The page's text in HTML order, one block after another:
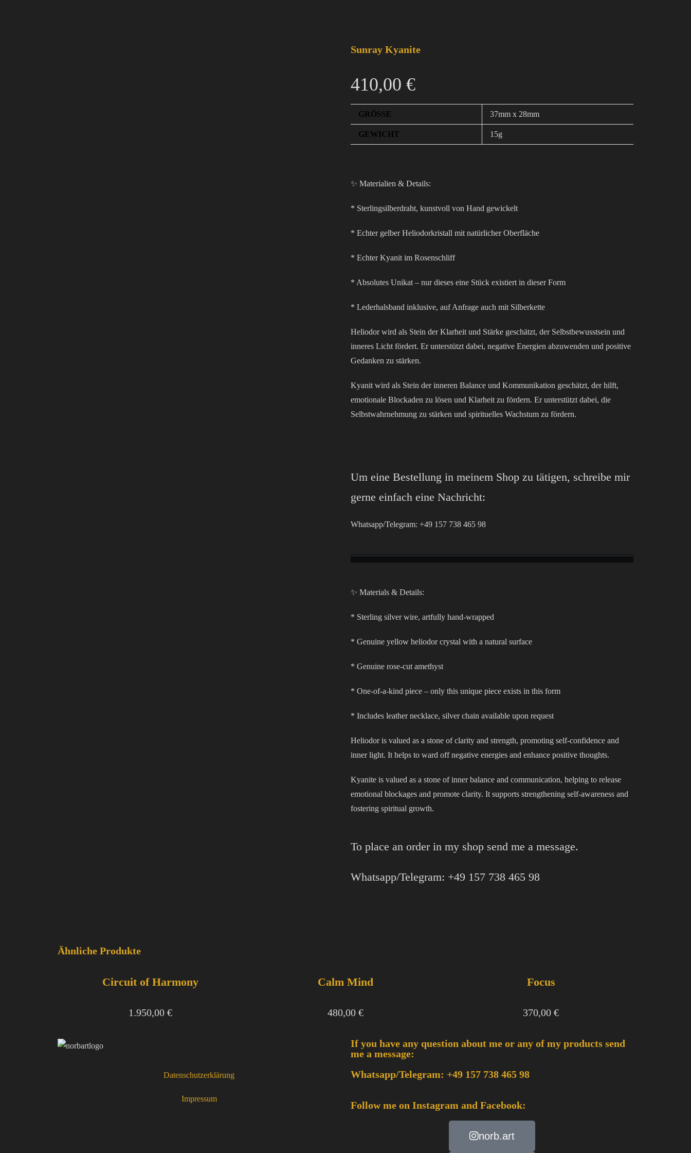
Sunray Kyanite
410,00 €
GRÖSSE 37mm x 28mm
GEWICHT 15g
✨ Materialien & Details:
* Sterlingsilberdraht, kunstvoll von Hand gewickelt
* Echter gelber Heliodorkristall mit natürlicher Oberfläche
* Echter Kyanit im Rosenschliff
* Absolutes Unikat – nur dieses eine Stück existiert in dieser Form
* Lederhalsband inklusive, auf Anfrage auch mit Silberkette
Heliodor wird als Stein der Klarheit und Stärke geschätzt, der Selbstbewusstsein und
inneres Licht fördert. Er unterstützt dabei, negative Energien abzuwenden und positive
Gedanken zu stärken.
Kyanit wird als Stein der inneren Balance und Kommunikation geschätzt, der hilft,
emotionale Blockaden zu lösen und Klarheit zu fördern. Er unterstützt dabei, die
Selbstwahrnehmung zu stärken und spirituelles Wachstum zu fördern.
Um eine Bestellung in meinem Shop zu tätigen, schreibe mir
gerne einfach eine Nachricht:
Whatsapp/Telegram: +49 157 738 465 98
✨ Materials & Details:
* Sterling silver wire, artfully hand-wrapped
* Genuine yellow heliodor crystal with a natural surface
* Genuine rose-cut amethyst
* One-of-a-kind piece – only this unique piece exists in this form
* Includes leather necklace, silver chain available upon request
Heliodor is valued as a stone of clarity and strength, promoting self-confidence and
inner light. It helps to ward off negative energies and enhance positive thoughts.
Kyanite is valued as a stone of inner balance and communication, helping to release
emotional blockages and promote clarity. It supports strengthening self-awareness and
fostering spiritual growth.
To place an order in my shop send me a message.
Whatsapp/Telegram: +49 157 738 465 98
Ähnliche Produkte
Circuit of Harmony
1.950,00 €
Calm Mind
480,00 €
Focus
370,00 €
Datenschutzerklärung
Impressum
If you have any question about me or any of my products send
me a message:
Whatsapp/Telegram: +49 157 738 465 98
Follow me on Instagram and Facebook:
norb.art